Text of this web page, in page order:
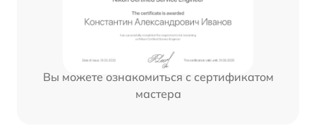
Вы можете ознакомиться с сертификатом
мастера